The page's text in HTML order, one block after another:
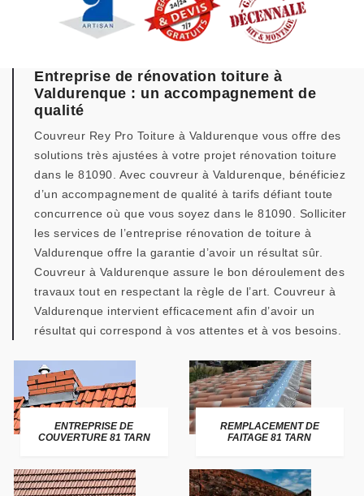
Entreprise de rénovation toiture à
Valdurenque : un accompagnement de
qualité
Couvreur Rey Pro Toiture à Valdurenque vous offre des
solutions très ajustées à votre projet rénovation toiture
dans le 81090. Avec couvreur à Valdurenque, bénéficiez
d’un accompagnement de qualité à tarifs défiant toute
concurrence où que vous soyez dans le 81090. Solliciter
les services de l’entreprise rénovation de toiture à
Valdurenque offre la garantie d’avoir un résultat sûr.
Couvreur à Valdurenque assure le bon déroulement des
travaux tout en respectant la règle de l’art. Couvreur à
Valdurenque intervient efficacement afin d’avoir un
résultat qui correspond à vos attentes et à vos besoins.
ENTREPRISE DE
COUVERTURE 81 TARN
REMPLACEMENT DE
FAITAGE 81 TARN